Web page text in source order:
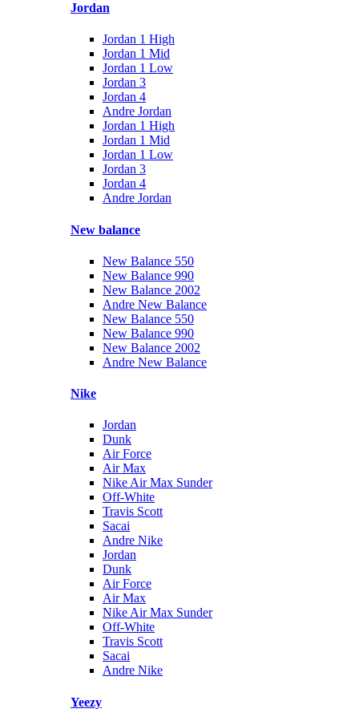
Jordan
Jordan 1 High
Jordan 1 Mid
Jordan 1 Low
Jordan 3
Jordan 4
Andre Jordan
Jordan 1 High
Jordan 1 Mid
Jordan 1 Low
Jordan 3
Jordan 4
Andre Jordan
New balance
New Balance 550
New Balance 990
New Balance 2002
Andre New Balance
New Balance 550
New Balance 990
New Balance 2002
Andre New Balance
Nike
Jordan
Dunk
Air Force
Air Max
Nike Air Max Sunder
Off-White
Travis Scott
Sacai
Andre Nike
Jordan
Dunk
Air Force
Air Max
Nike Air Max Sunder
Off-White
Travis Scott
Sacai
Andre Nike
Yeezy